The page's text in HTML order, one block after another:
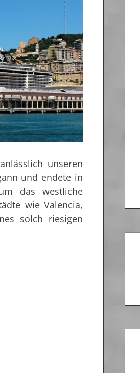
unseren
und endete in
das westliche
wie Valencia,
solch riesigen